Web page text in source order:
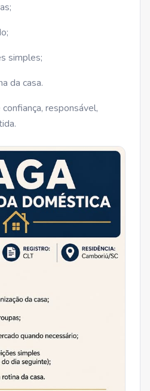
simples;
da casa.
responsável,